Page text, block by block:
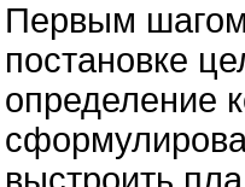
Первым
постановке
определение